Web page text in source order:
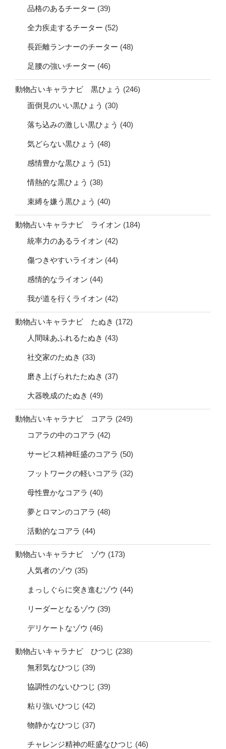
品格のあるチーター (39)
全力疾走するチーター (52)
長距離ランナーのチーター (48)
足腰の強いチーター (46)
動物占いキャラナビ 黒ひょう (246)
面倒見のいい黒ひょう (30)
落ち込みの激しい黒ひょう (40)
気どらない黒ひょう (48)
感情豊かな黒ひょう (51)
情熱的な黒ひょう (38)
束縛を嫌う黒ひょう (40)
動物占いキャラナビ ライオン (184)
統率力のあるライオン (42)
傷つきやすいライオン (44)
感情的なライオン (44)
我が道を行くライオン (42)
動物占いキャラナビ たぬき (172)
人間味あふれるたぬき (43)
社交家のたぬき (33)
磨き上げられたたぬき (37)
大器晩成のたぬき (49)
動物占いキャラナビ コアラ (249)
コアラの中のコアラ (42)
サービス精神旺盛のコアラ (50)
フットワークの軽いコアラ (32)
母性豊かなコアラ (40)
夢とロマンのコアラ (48)
活動的なコアラ (44)
動物占いキャラナビ ゾウ (173)
人気者のゾウ (35)
まっしぐらに突き進むゾウ (44)
リーダーとなるゾウ (39)
デリケートなゾウ (46)
動物占いキャラナビ ひつじ (238)
無邪気なひつじ (39)
協調性のないひつじ (39)
粘り強いひつじ (42)
物静かなひつじ (37)
チャレンジ精神の旺盛なひつじ (46)